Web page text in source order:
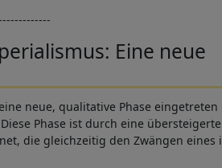
Eine neue
neue, qualitative Phase eingetreten
Phase ist durch eine übersteigerte
die gleichzeitig den Zwängen eines